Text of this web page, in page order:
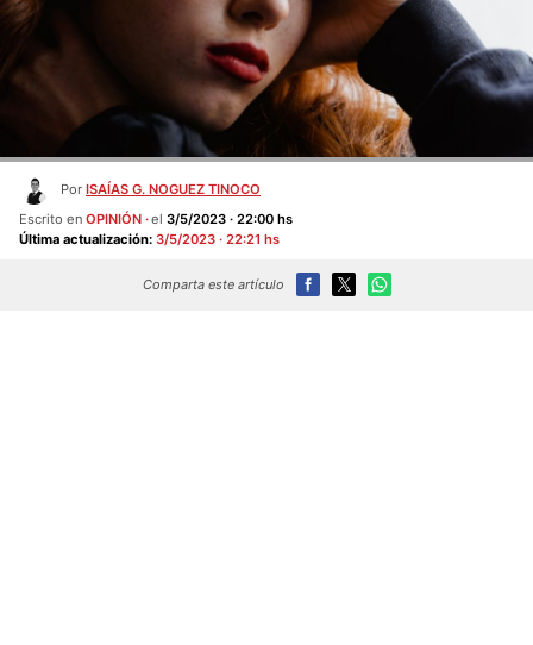
Por ISAÍAS G. NOGUEZ TINOCO
Escrito en OPINIÓN el 3/5/2023 · 22:00 hs
Última actualización: 3/5/2023 · 22:21 hs
Comparta este artículo